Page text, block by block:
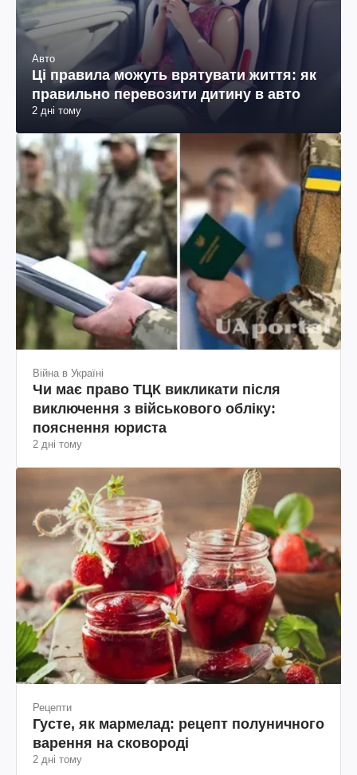
Авто
Ці правила можуть врятувати життя: як
правильно перевозити дитину в авто
2 дні тому
Війна в Україні
Чи має право ТЦК викликати після
виключення з військового обліку:
пояснення юриста
2 дні тому
Рецепти
Густе, як мармелад: рецепт полуничного
варення на сковороді
2 дні тому